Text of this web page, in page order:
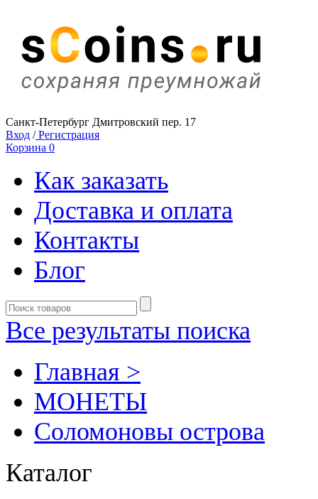
Санкт-Петербург Дмитровский пер. 17
Вход /Регистрация
Корзина 0
Как заказать
Доставка и оплата
Контакты
Блог
Все результаты поиска
Главная >
MОНЕТЫ
Соломоновы острова
Каталог